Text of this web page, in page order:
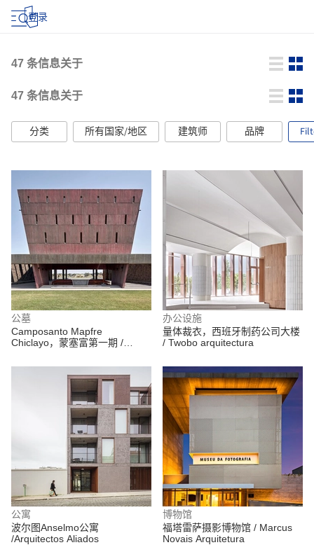
登录
47 条信息关于
47 条信息关于
分类 所有国家/地区 建筑师 品牌
公墓
Camposanto Mapfre
Chiclayo，蒙塞富第一期 /
办公设施
量体裁衣，西班牙制药公司大楼
/ Twobo arquitectura
公寓
波尔图Anselmo公寓
/Arquitectos Aliados
博物馆
福塔雷萨摄影博物馆 / Marcus
Novais Arquitetura